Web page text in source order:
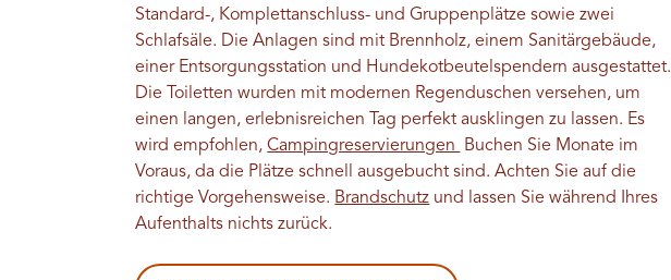
Standard-, Komplettanschluss- und Gruppenplätze sowie zwei
Schlafsäle. Die Anlagen sind mit Brennholz, einem Sanitärgebäude,
einer Entsorgungsstation und Hundekotbeutelspendern ausgestattet.
Die Toiletten wurden mit modernen Regenduschen versehen, um
einen langen, erlebnisreichen Tag perfekt ausklingen zu lassen. Es
wird empfohlen,Campingreservierungen
Buchen Sie Monate im
Voraus, da die Plätze schnell ausgebucht sind. Achten Sie auf die
richtige Vorgehensweise. Brandschutz und lassen Sie während Ihres
Aufenthalts nichts zurück.